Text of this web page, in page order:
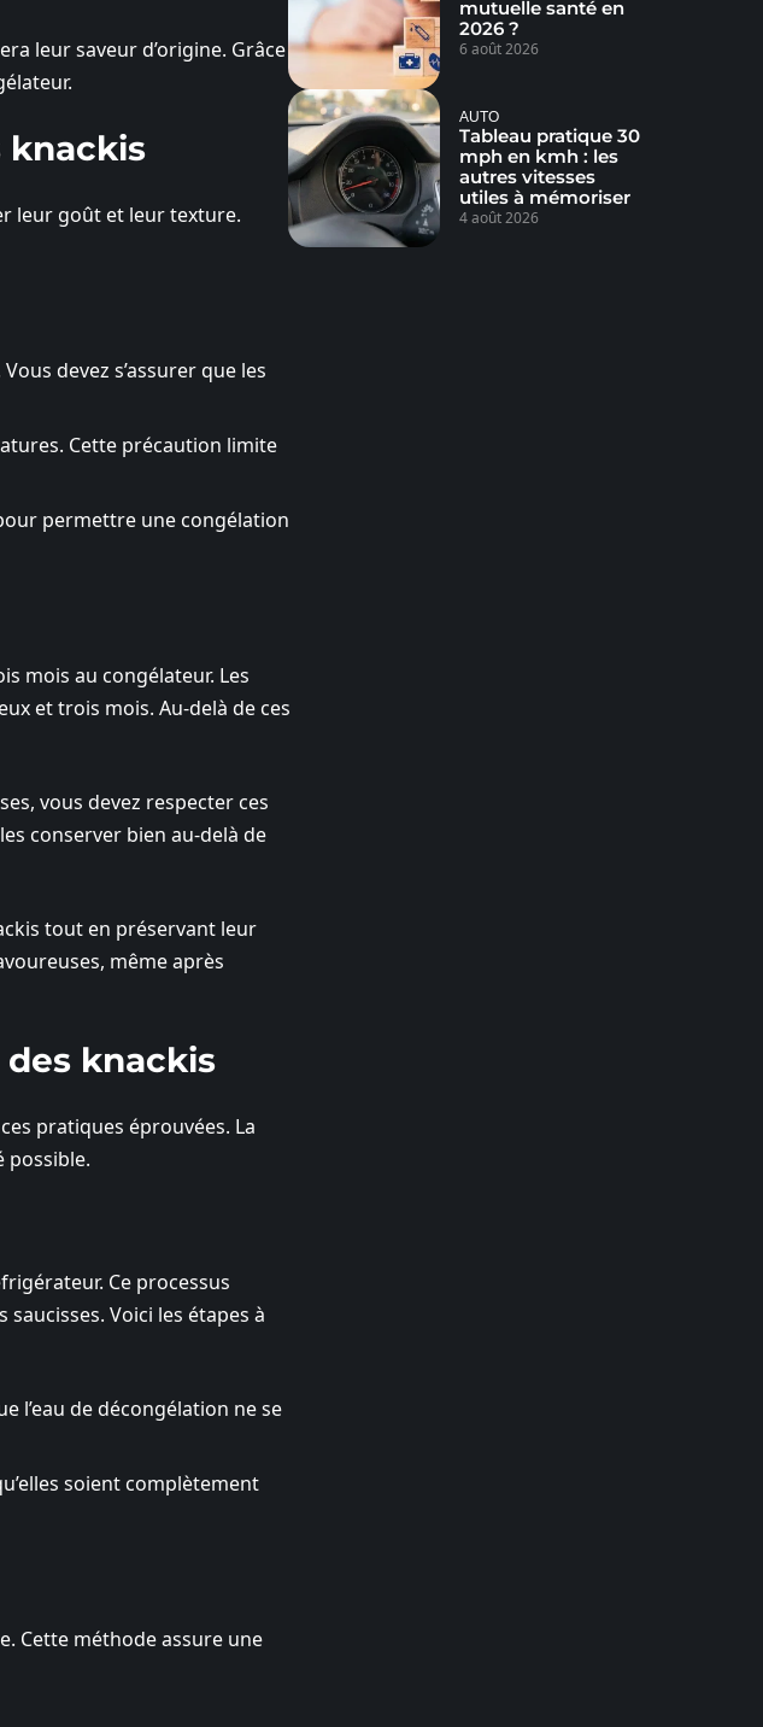
leur saveur d’origine. Grâce
knackis
leur goût et leur texture.
devez s’assurer que les
Cette précaution limite
permettre une congélation
mois au congélateur. Les
et trois mois. Au-delà de ces
vous devez respecter ces
conserver bien au-delà de
tout en préservant leur
même après
knackis
pratiques éprouvées. La
possible.
Ce processus
Voici les étapes à
l’eau de décongélation ne se
soient complètement
Cette méthode assure une
mutuelle santé en
2026 ?
6 août 2026
AUTO
Tableau pratique 30
mph en kmh : les
autres vitesses
utiles à mémoriser
4 août 2026